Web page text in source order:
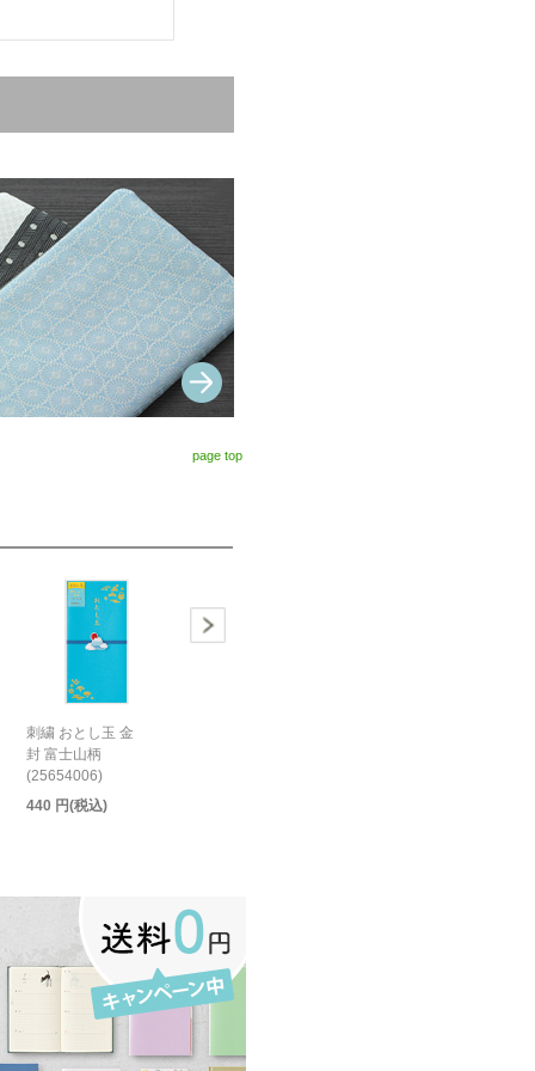
page top
刺繍 おとし玉 金
封 富士山柄
(25654006)
440 円(税込)